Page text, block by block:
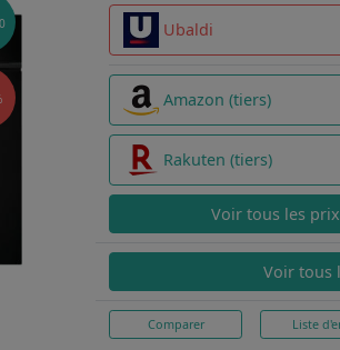
Ubaldi
Amazon (tiers)
Rakuten (tiers)
Voir tous les
Voir tous
Comparer Liste